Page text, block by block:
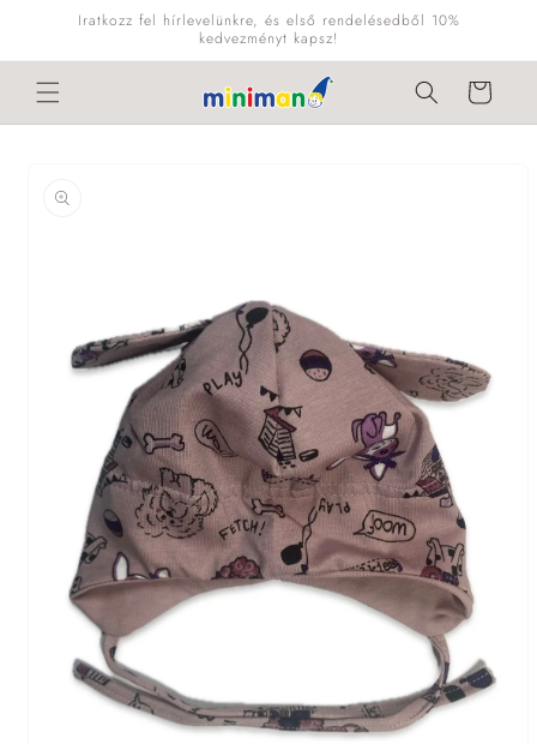
Ugrás aIratkozz fel hírlevelünkre, és első rendelésedből 10%
kedvezményt kapsz!
Kosár
ugrás a
termékadatokra